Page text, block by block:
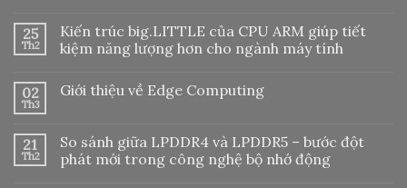
bình
luận
ở
Cloudflare
hướng
tên
miền
về
25
Th2
Kiến trúc big.LITTLE của CPU ARM giúp tiết
kiệm năng lượng hơn cho ngành máy tính
bình
trúc
big.LITTLE
của
CPU
02
Th3
Giới thiệu về Edge Computing
luận
ở
Giới
21
Th2
So sánh giữa LPDDR4 và LPDDR5 – bước đột
phát mới trong công nghệ bộ nhớ động